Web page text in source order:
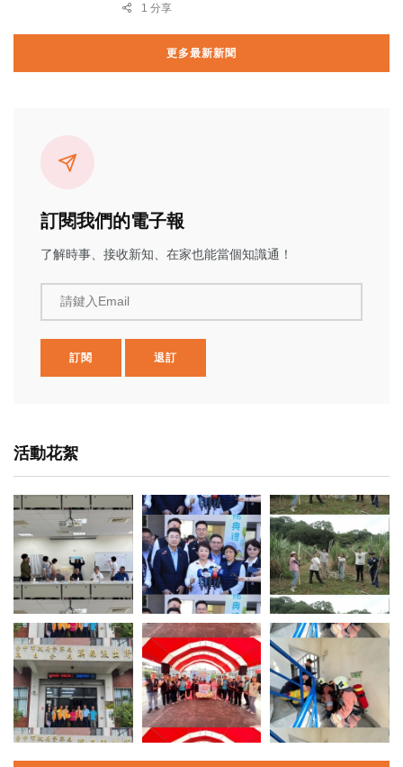
1 分享
更多最新新聞
訂閱我們的電子報
了解時事、接收新知、在家也能當個知識通！
請鍵入Email
訂閱 退訂
活動花絮